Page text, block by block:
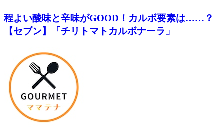
程よい酸味と辛味がGOOD！カルボ要素は……？
【セブン】「チリトマトカルボナーラ」